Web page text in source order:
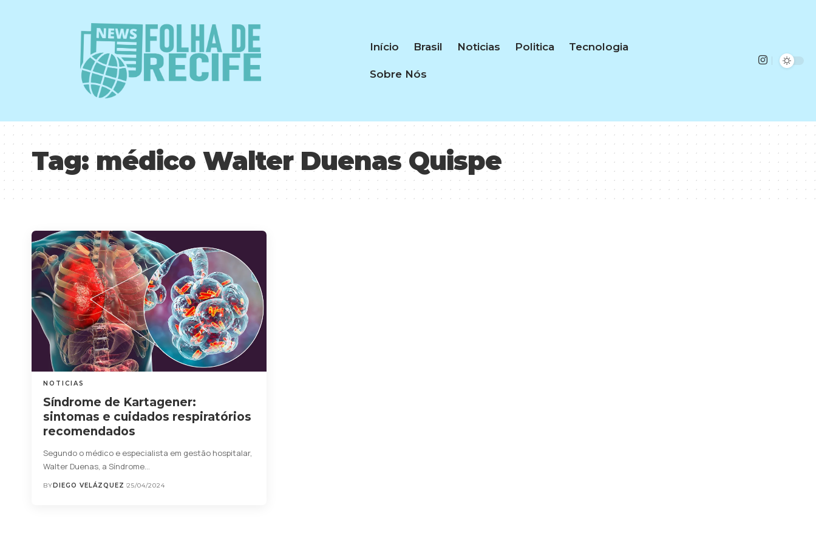
Início Brasil Noticias Politica Tecnologia
Sobre Nós
Tag:médico Walter Duenas Quispe
NOTICIAS
Síndrome de Kartagener:
sintomas e cuidados respiratórios
recomendados
Segundo o médico e especialista em gestão hospitalar,
Walter Duenas, a Síndrome…
BYDIEGO VELÁZQUEZ 25/04/2024